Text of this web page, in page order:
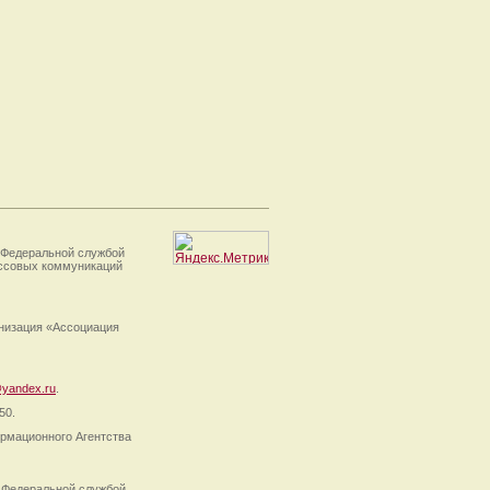
службой
коммуникаций
«Ассоциация
Агентства